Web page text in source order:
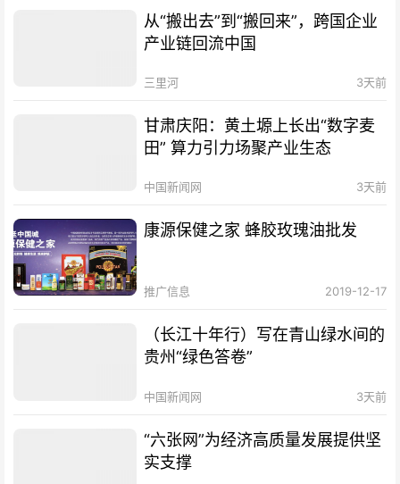
从“搬出去”到“搬回来”，跨国企业
产业链回流中国
三里河 3天前
甘肃庆阳：黄土塬上长出“数字麦
田” 算力引力场聚产业生态
中国新闻网 3天前
康源保健之家 蜂胶玫瑰油批发
推广信息 2019-12-17
（长江十年行）写在青山绿水间的
贵州“绿色答卷”
中国新闻网 3天前
“六张网”为经济高质量发展提供坚
实支撑